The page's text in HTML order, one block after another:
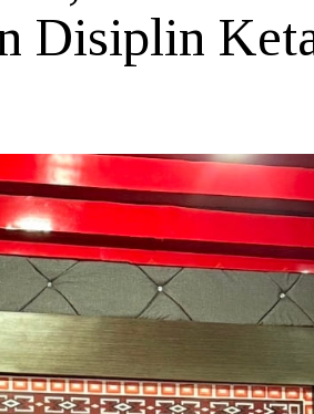
Disiplin